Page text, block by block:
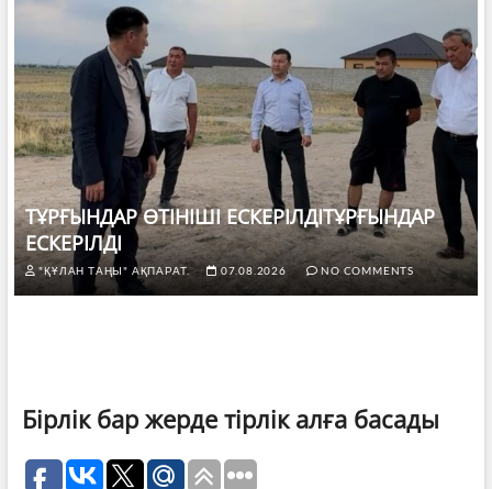
ТҰРҒЫНДАР ӨТІНІШІ ЕСКЕРІЛДІТҰРҒЫНДАР
ЕСКЕРІЛДІ
"ҚҰЛАН ТАҢЫ" АҚПАРАТ. 07.08.2026 NO COMMENTS
Бірлік бар жерде тірлік алға басады